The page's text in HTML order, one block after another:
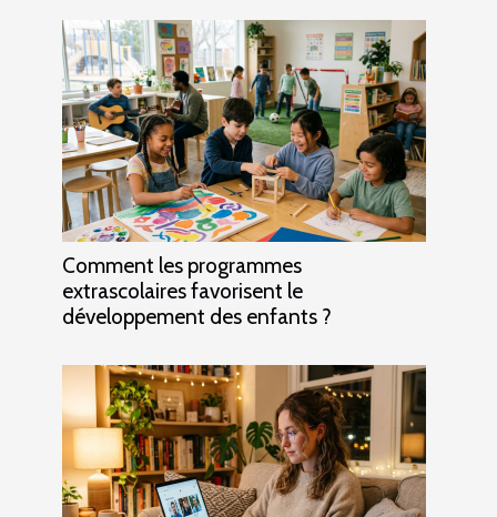
Comment les programmes
extrascolaires favorisent le
développement des enfants ?